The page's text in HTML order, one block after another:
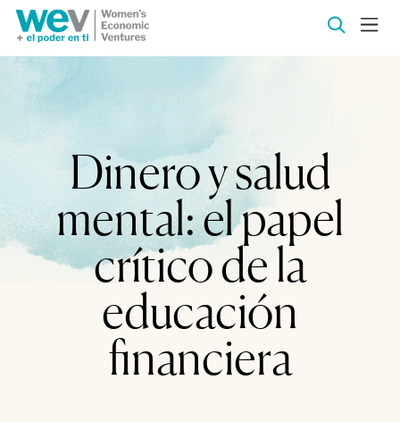
Dinero y salud
mental: el papel
crítico de la
educación
financiera